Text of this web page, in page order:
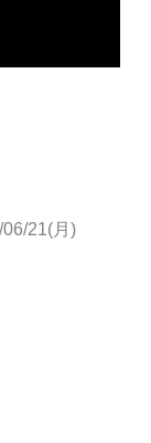
06/21(月)